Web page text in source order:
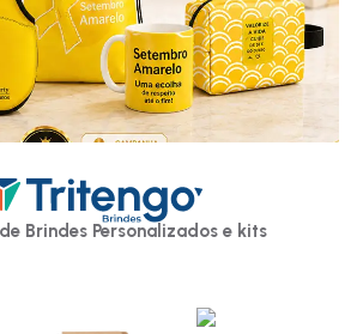
Brindes Personalizados e kits